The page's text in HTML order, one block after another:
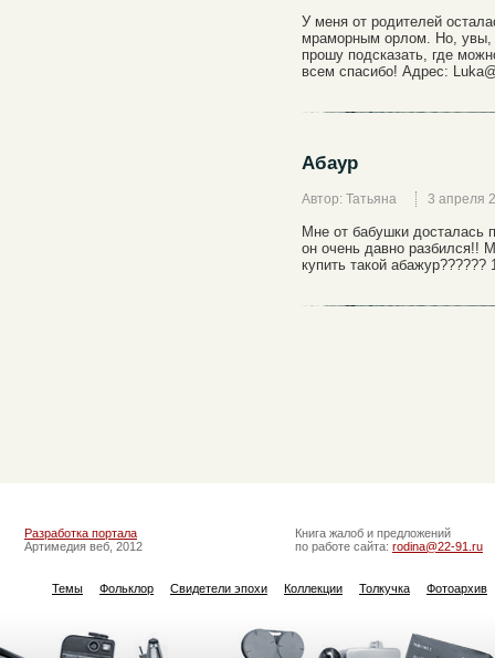
У меня от родителей
мраморным орлом. Но, увы,
прошу подсказать, где
всем спасибо! Адрес:
Абаур
Автор: Татьяна 3 апреля
Мне от бабушки досталась
он очень давно разбился!!
купить такой абажур??????
Разработка портала
Артимедия веб, 2012
Книга жалоб и предложений
по работе сайта: rodina@22-91.ru
Темы Фольклор Свидетели эпохи Коллекции Толкучка Фотоархив